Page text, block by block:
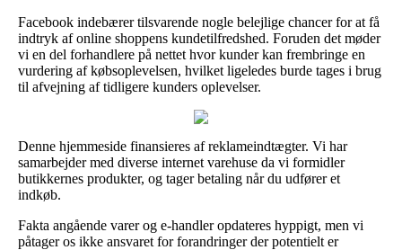
Facebook indebærer tilsvarende nogle belejlige chancer for at få
indtryk af online shoppens kundetilfredshed. Foruden det møder
vi en del forhandlere på nettet hvor kunder kan frembringe en
vurdering af købsoplevelsen, hvilket ligeledes burde tages i brug
til afvejning af tidligere kunders oplevelser.
Denne hjemmeside finansieres af reklameindtægter. Vi har
samarbejder med diverse internet varehuse da vi formidler
butikkernes produkter, og tager betaling når du udfører et
indkøb.
Fakta angående varer og e-handler opdateres hyppigt, men vi
påtager os ikke ansvaret for forandringer der potentielt er